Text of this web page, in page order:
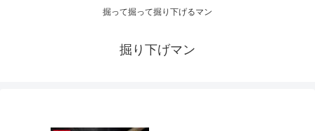
掘って掘って掘り下げるマン
掘り下げマン